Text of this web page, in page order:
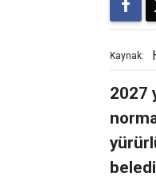
Kaynak:
2027